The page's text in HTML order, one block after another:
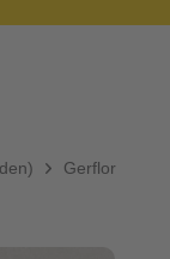
Gerflor